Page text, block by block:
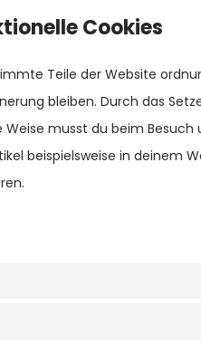
Cookies
Teile der Website
bleiben. Durch das
Weise musst du beim
beispielsweise in deinem